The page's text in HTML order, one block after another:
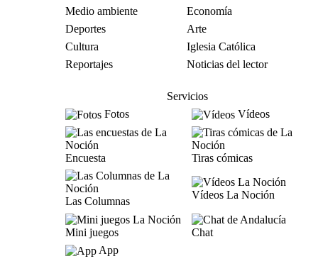
Medio ambiente
Economía
Deportes
Arte
Cultura
Iglesia Católica
Reportajes
Noticias del lector
Servicios
Fotos
Vídeos
Encuesta Tiras cómicas
Las Columnas
Vídeos La Noción
Mini juegos
Chat
App